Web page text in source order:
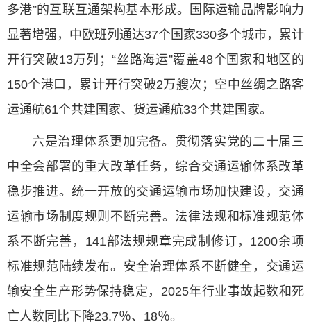
多港”的互联互通架构基本形成。国际运输品牌影响力
显著增强，中欧班列通达37个国家330多个城市，累计
开行突破13万列；“丝路海运”覆盖48个国家和地区的
150个港口，累计开行突破2万艘次；空中丝绸之路客
运通航61个共建国家、货运通航33个共建国家。
六是治理体系更加完备。贯彻落实党的二十届三
中全会部署的重大改革任务，综合交通运输体系改革
稳步推进。统一开放的交通运输市场加快建设，交通
运输市场制度规则不断完善。法律法规和标准规范体
系不断完善，141部法规规章完成制修订，1200余项
标准规范陆续发布。安全治理体系不断健全，交通运
输安全生产形势保持稳定，2025年行业事故起数和死
亡人数同比下降23.7％、18％。